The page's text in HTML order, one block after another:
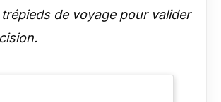
trépieds de voyage pour valider